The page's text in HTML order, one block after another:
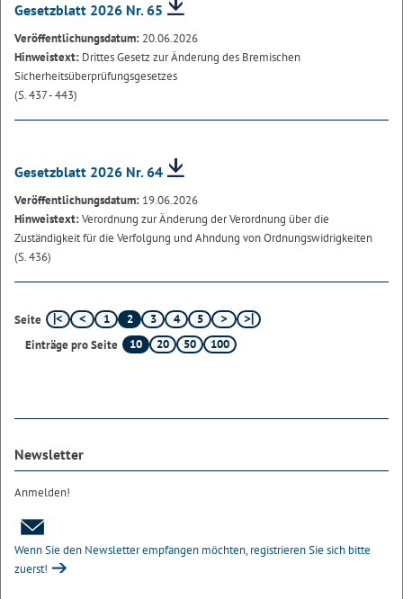
Gesetzblatt 2026 Nr. 65
Veröffentlichungsdatum: 20.06.2026
Hinweistext: Drittes Gesetz zur Änderung des Bremischen
Sicherheitsüberprüfungsgesetzes
(S. 437 - 443)
Gesetzblatt 2026 Nr. 64
Veröffentlichungsdatum: 19.06.2026
Hinweistext:Verordnung zur Änderung der Verordnung über die
Zuständigkeit für die Verfolgung und Ahndung von Ordnungswidrigkeiten
(S. 436)
Seite 1 2 3 4
5
Einträge pro Seite
10 20 50 100
Newsletter
Anmelden!
Wenn Sie den Newsletter empfangen möchten, registrieren Sie sich bitte
zuerst!